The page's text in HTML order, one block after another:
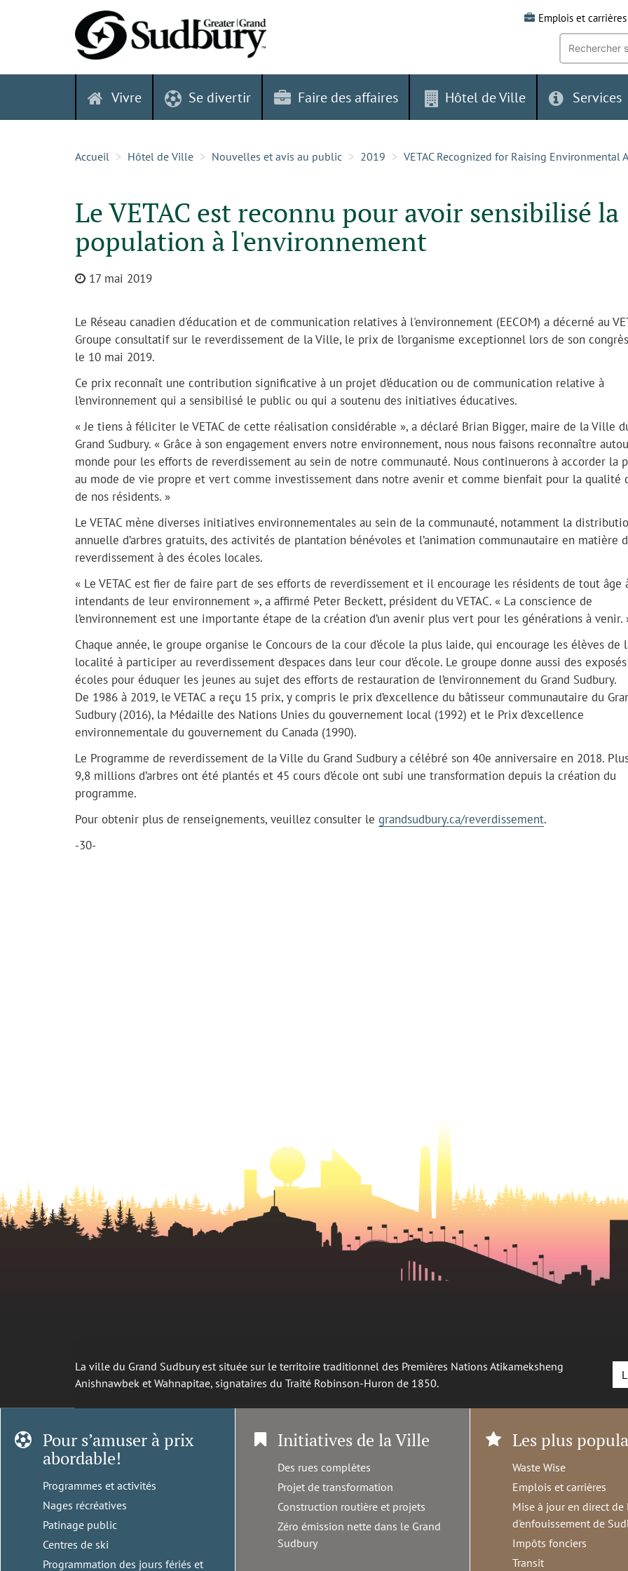
Emplois et carrières
Recherche
mot-
clé:
Vivre Se divertir Faire des affaires Hôtel de Ville Services
Accueil Hôtel de Ville Nouvelles et avis au public 2019 VETAC Recognized for Raising Environmental
Le VETAC est reconnu pour avoir sensibilisé la
population à l'environnement
17 mai 2019
Le Réseau canadien d'éducation et de communication relatives à l'environnement (EECOM) a décerné au
Groupe consultatif sur le reverdissement de la Ville, le prix de l’organisme exceptionnel lors de son
le 10 mai 2019.
Ce prix reconnaît une contribution significative à un projet d’éducation ou de communication relative à
l’environnement qui a sensibilisé le public ou qui a soutenu des initiatives éducatives.
« Je tiens à féliciter le VETAC de cette réalisation considérable », a déclaré Brian Bigger, maire de la Ville
Grand Sudbury. « Grâce à son engagement envers notre environnement, nous nous faisons reconnaître
monde pour les efforts de reverdissement au sein de notre communauté. Nous continuerons à accorder la
au mode de vie propre et vert comme investissement dans notre avenir et comme bienfait pour la qualité
de nos résidents. »
Le VETAC mène diverses initiatives environnementales au sein de la communauté, notamment la
annuelle d’arbres gratuits, des activités de plantation bénévoles et l’animation communautaire en matière
reverdissement à des écoles locales.
« Le VETAC est fier de faire part de ses efforts de reverdissement et il encourage les résidents de tout âge
intendants de leur environnement », a affirmé Peter Beckett, président du VETAC. « La conscience de
l’environnement est une importante étape de la création d’un avenir plus vert pour les générations à venir.
Chaque année, le groupe organise le Concours de la cour d’école la plus laide, qui encourage les élèves de
localité à participer au reverdissement d’espaces dans leur cour d’école. Le groupe donne aussi des
écoles pour éduquer les jeunes au sujet des efforts de restauration de l’environnement du Grand Sudbury.
De 1986 à 2019, le VETAC a reçu 15 prix, y compris le prix d’excellence du bâtisseur communautaire du
Sudbury (2016), la Médaille des Nations Unies du gouvernement local (1992) et le Prix d’excellence
environnementale du gouvernement du Canada (1990).
Le Programme de reverdissement de la Ville du Grand Sudbury a célébré son 40e anniversaire en 2018.
9,8 millions d’arbres ont été plantés et 45 cours d’école ont subi une transformation depuis la création du
programme.
Pour obtenir plus de renseignements, veuillez consulter le grandsudbury.ca/reverdissement.
-30-
La ville du Grand Sudbury est située sur le territoire traditionnel des Premières Nations Atikameksheng
Anishnawbek et Wahnapitae, signataires du Traité Robinson-Huron de 1850.
Pour s’amuser à prix
abordable!
Programmes et activités
Nages récréatives
Patinage public
Centres de ski
Programmation des jours fériés et
Initiatives de la Ville
Des rues complètes
Projet de transformation
Construction routière et projets
Zéro émission nette dans le Grand
Sudbury
Les plus
Waste Wise
Emplois et carrières
Mise à jour en direct de
d'enfouissement de
Impôts fonciers
Transit